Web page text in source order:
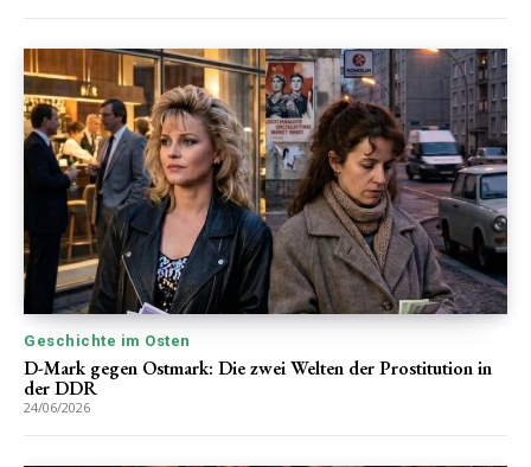
Geschichte im Osten
D-Mark gegen Ostmark: Die zwei Welten der Prostitution in
der DDR
24/06/2026